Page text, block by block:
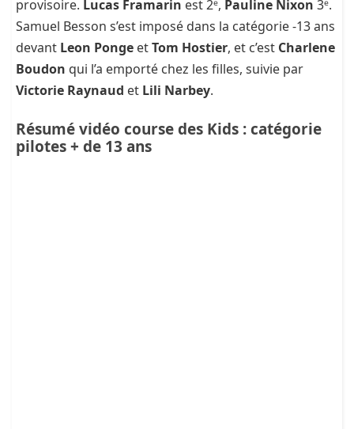
provisoire. Lucas Framarin est 2ᵉ, Pauline Nixon 3ᵉ.
Samuel Besson s’est imposé dans la catégorie -13 ans
devant Leon Ponge etTom Hostier, et c’est Charlene
Boudon qui l’a emporté chez les filles, suivie par
Victorie Raynaud et Lili Narbey.
Résumé vidéo course des Kids : catégorie
pilotes + de 13 ans